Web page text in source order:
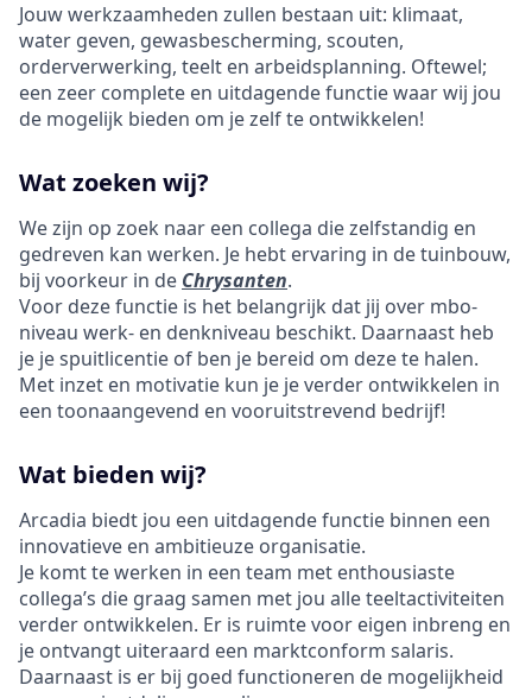
Jouw werkzaamheden zullen bestaan uit: klimaat,
water geven, gewasbescherming, scouten,
orderverwerking, teelt en arbeidsplanning. Oftewel;
een zeer complete en uitdagende functie waar wij jou
de mogelijk bieden om je zelf te ontwikkelen!
Wat zoeken wij?
We zijn op zoek naar een collega die zelfstandig en
gedreven kan werken. Je hebt ervaring in de tuinbouw,
bij voorkeur in de Chrysanten.
Voor deze functie is het belangrijk dat jij over mbo-
niveau werk- en denkniveau beschikt. Daarnaast heb
je je spuitlicentie of ben je bereid om deze te halen.
Met inzet en motivatie kun je je verder ontwikkelen in
een toonaangevend en vooruitstrevend bedrijf!
Wat bieden wij?
Arcadia biedt jou een uitdagende functie binnen een
innovatieve en ambitieuze organisatie.
Je komt te werken in een team met enthousiaste
collega’s die graag samen met jou alle teeltactiviteiten
verder ontwikkelen. Er is ruimte voor eigen inbreng en
je ontvangt uiteraard een marktconform salaris.
Daarnaast is er bij goed functioneren de mogelijkheid